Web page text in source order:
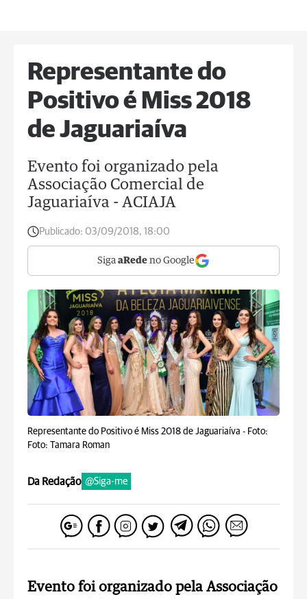
Representante do
Positivo é Miss 2018
de Jaguariaíva
Evento foi organizado pela
Associação Comercial de
Jaguariaíva - ACIAJA
Publicado: 03/09/2018, 18:00
Siga aRede no Google
Representante do Positivo é Miss 2018 de Jaguariaíva - Foto:
Foto: Tamara Roman
Da Redação @Siga-me
Evento foi organizado pela Associação